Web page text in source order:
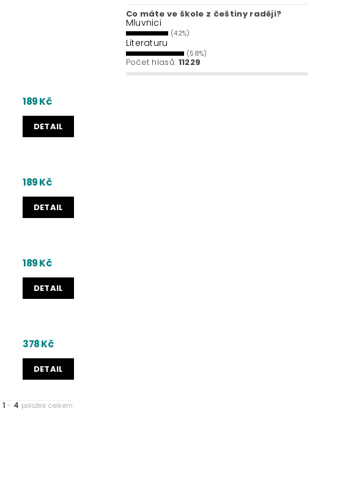
189 Kč
DETAIL
189 Kč
DETAIL
189 Kč
DETAIL
378 Kč
DETAIL
1 - 4 položek celkem
Co máte ve škole z češtiny raději?
Mluvnici
(42%)
Literaturu
(58%)
Počet hlasů: 11229